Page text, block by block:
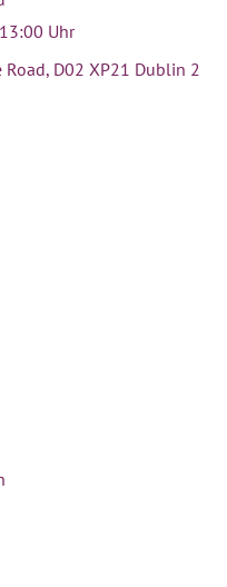
Uhr
Road, D02 XP21 Dublin 2